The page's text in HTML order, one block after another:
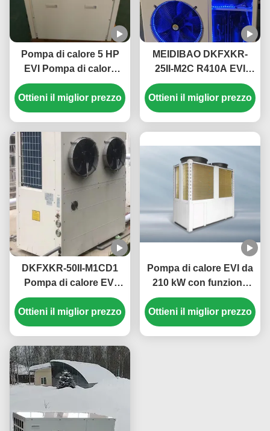
Pompa di calore 5 HP
EVI Pompa di calore
monoblocco elettrica
domestica Alta
temperatura fino a 55 °
Ottieni il miglior prezzo
MEIDIBAO DKFXKR-
25II-M2C R410A EVI
Inverter DC Pompa di
calore 50Hz Sorgente
d'aria fissa
Ottieni il miglior prezzo
DKFXKR-50II-M1CD1
Pompa di calore EVI
inverter con refrigerante
R410A 35,5 kW di
raffreddamento e
funzionamento -25~43
℃
Ottieni il miglior prezzo
Pompa di calore EVI da
210 kW con funzione
antigelo per acqua
calda commerciale nelle
scuole
Ottieni il miglior prezzo